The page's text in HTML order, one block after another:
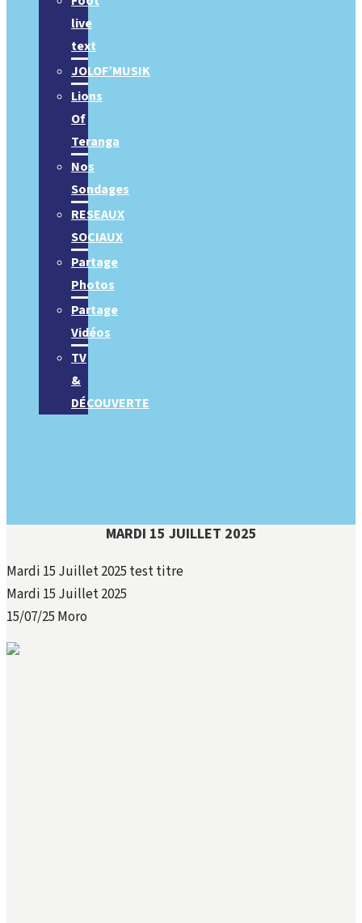
live
text
JOLOF’MUSIK
Lions
Of
Teranga
Nos
Sondages
RESEAUX
SOCIAUX
Partage
Photos
Partage
Vidéos
TV
&
DÉCOUVERTE
MARDI 15 JUILLET 2025
Mardi 15 Juillet 2025 test titre
Mardi 15 Juillet 2025
15/07/25 Moro